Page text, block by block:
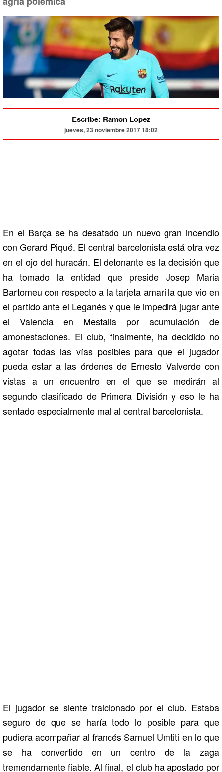
Escribe: Ramon Lopez
jueves, 23 noviembre 2017 18:02
En el Barça se ha desatado un nuevo gran incendio
con Gerard Piqué. El central barcelonista está otra vez
en el ojo del huracán. El detonante es la decisión que
ha tomado la entidad que preside Josep Maria
Bartomeu con respecto a la tarjeta amarilla que vio en
el partido ante el Leganés y que le impedirá jugar ante
el Valencia en Mestalla por acumulación de
amonestaciones. El club, finalmente, ha decidido no
agotar todas las vías posibles para que el jugador
pueda estar a las órdenes de Ernesto Valverde con
vistas a un encuentro en el que se medirán al
segundo clasificado de Primera División y eso le ha
sentado especialmente mal al central barcelonista.
El jugador se siente traicionado por el club. Estaba
seguro de que se haría todo lo posible para que
pudiera acompañar al francés Samuel Umtiti en lo que
se ha convertido en un centro de la zaga
tremendamente fiable. Al final, el club ha apostado por